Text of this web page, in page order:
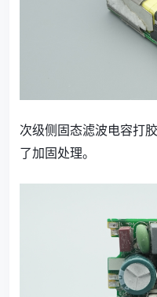
次级侧固态滤波电容打
了加固处理。